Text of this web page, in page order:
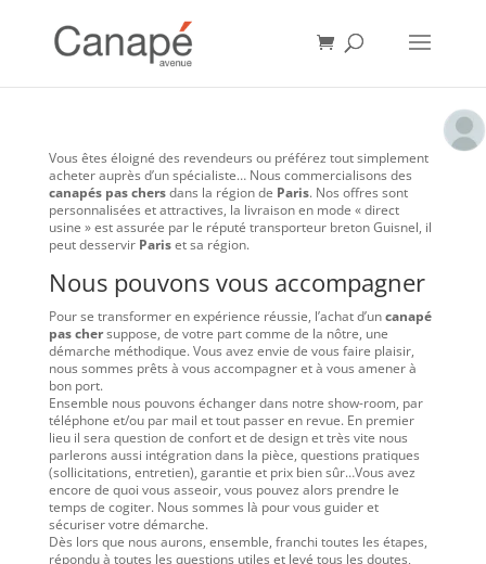
Vous êtes éloigné des revendeurs ou préférez tout simplement
acheter auprès d’un spécialiste… Nous commercialisons des
canapés pas chersdans la région de Paris. Nos offres sont
personnalisées et attractives, la livraison en mode « direct
usine » est assurée par le réputé transporteur breton Guisnel, il
peut desservir Pariset sa région.
Nous pouvons vous accompagner
Pour se transformer en expérience réussie, l’achat d’uncanapé
pas chersuppose, de votre part comme de la nôtre, une
démarche méthodique. Vous avez envie de vous faire plaisir,
nous sommes prêts à vous accompagner et à vous amener à
bon port.
Ensemble nous pouvons échanger dans notre show-room, par
téléphone et/ou par mail et tout passer en revue. En premier
lieu il sera question de confort et de design et très vite nous
parlerons aussi intégration dans la pièce, questions pratiques
(sollicitations, entretien), garantie et prix bien sûr…Vous avez
encore de quoi vous asseoir, vous pouvez alors prendre le
temps de cogiter. Nous sommes là pour vous guider et
sécuriser votre démarche.
Dès lors que nous aurons, ensemble, franchi toutes les étapes,
répondu à toutes les questions utiles et levé tous les doutes,